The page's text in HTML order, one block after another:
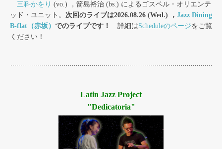
三科かをり (vo.) ，箭島裕治 (bs.) によるゴスペル・オリエンテ
ッド・ユニット。 次回のライブは2026.08.26 (Wed.) ， Jazz Dining
B-flat（赤坂） でのライブです！ 詳細はScheduleのページをご覧
ください！
Latin Jazz Project
"Dedicatoria"